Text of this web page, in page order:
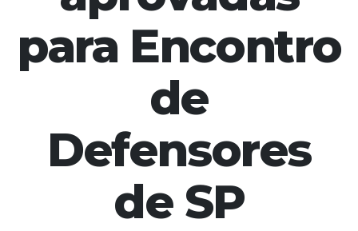
para Encontro
de
Defensores
de SP